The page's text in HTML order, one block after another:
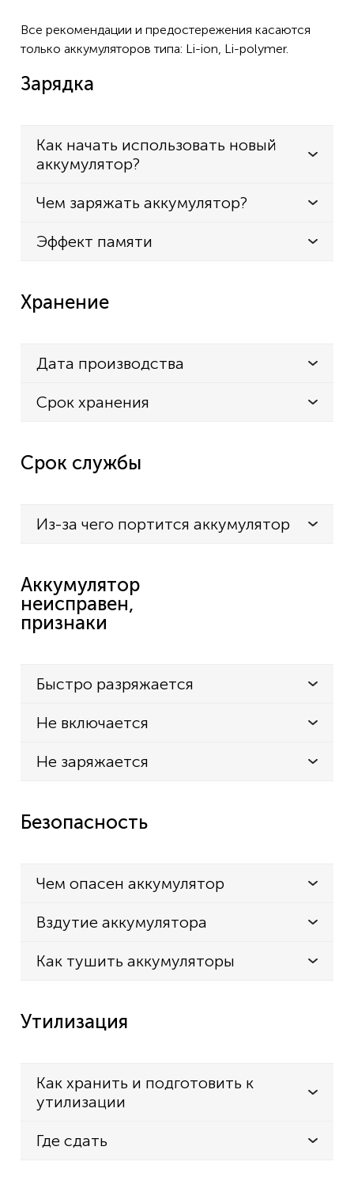
Все рекомендации и предостережения касаются
только аккумуляторов типа: Li-ion, Li-polymer.
Зарядка
Как начать использовать новый
аккумулятор?
Чем заряжать аккумулятор?
Эффект памяти
Хранение
Дата производства
Срок хранения
Срок службы
Из-за чего портится аккумулятор
Аккумулятор
неисправен,
признаки
Быстро разряжается
Не включается
Не заряжается
Безопасность
Чем опасен аккумулятор
Вздутие аккумулятора
Как тушить аккумуляторы
Утилизация
Как хранить и подготовить к
утилизации
Где сдать